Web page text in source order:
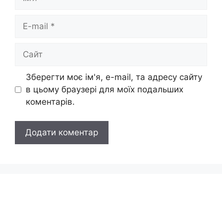
Сайт
Зберегти моє ім'я, e-mail, та адресу сайту
в цьому браузері для моїх подальших
коментарів.